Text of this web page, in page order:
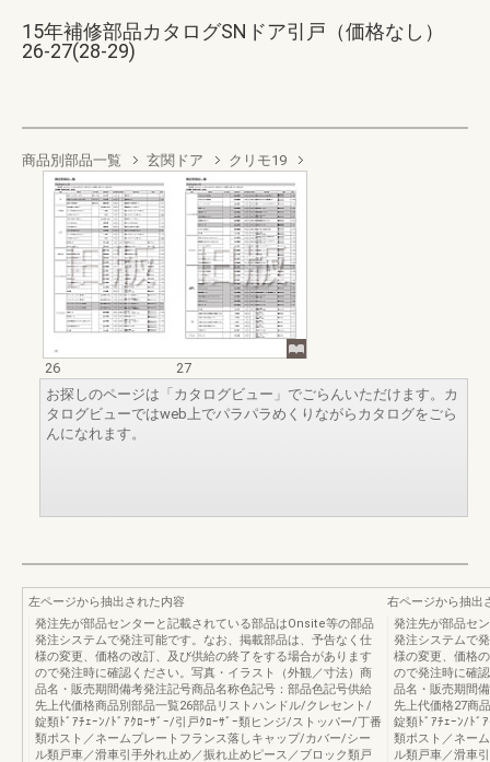
15年補修部品カタログSNドア引戸（価格なし）
26-27(28-29)
商品別部品一覧 玄関ドア クリモ19
26
27
お探しのページは「カタログビュー」でごらんいただけます。カ
タログビューではweb上でパラパラめくりながらカタログをごら
んになれます。
左ページから抽出された内容
発注先が部品センターと記載されている部品はOnsite等の部品
発注システムで発注可能です。なお、掲載部品は、予告なく仕
様の変更、価格の改訂、及び供給の終了をする場合があります
ので発注時に確認ください。写真・イラスト（外観／寸法）商
品名・販売期間備考発注記号商品名称色記号：部品色記号供給
先上代価格商品別部品一覧26部品リストハンドル/クレセント/
錠類ﾄﾞｱﾁｪｰﾝ/ﾄﾞｱｸﾛｰｻﾞｰ/引戸ｸﾛｰｻﾞｰ類ヒンジ/ストッパー/丁番
類ポスト／ネームプレートフランス落しキャップ/カバー/シー
ル類戸車／滑車引手外れ止め／振れ止めピース／ブロック類戸
右ページから抽出
発注先が部品セ
発注システムで
様の変更、価格
ので発注時に確
品名・販売期間
先上代価格27商
錠類ﾄﾞｱﾁｪｰﾝ/ﾄﾞ
類ポスト／ネー
ル類戸車／滑車